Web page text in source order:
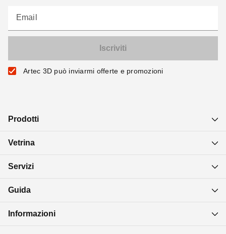
Email
Artec 3D può inviarmi offerte e promozioni
Prodotti
Vetrina
Servizi
Guida
Informazioni